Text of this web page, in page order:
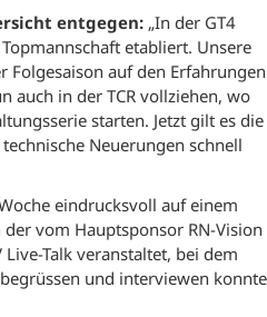
entgegen: „In der GT4
etabliert. Unsere
Folgesaison auf den Erfahrungen
auch in der TCR vollziehen, wo
starten. Jetzt gilt es die
Neuerungen schnell
eindrucksvoll auf einem
vom Hauptsponsor RN-Vision
Talk veranstaltet, bei dem
und interviewen